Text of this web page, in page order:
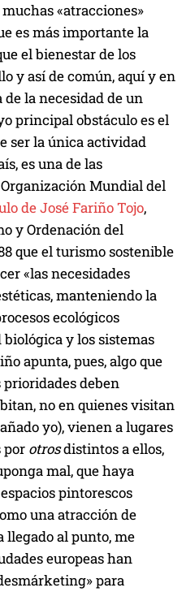
«atracciones»
es más importante la
el bienestar de los
y así de común, aquí y en
la necesidad de un
principal obstáculo es el
ser la única actividad
es una de las
Mundial del
de José Fariño Tojo,
y Ordenación del
que el turismo sostenible
«las necesidades
manteniendo la
ecológicos
y los sistemas
apunta, pues, algo que
prioridades deben
no en quienes visitan
yo), vienen a lugares
por otrosdistintos a ellos,
mal, que haya
pintorescos
una atracción de
llegado al punto, me
europeas han
para